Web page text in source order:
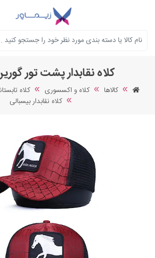
جستجو
کلاه نقابدار پشت تور
کالاها کلاه و اکسسوری کلاه
کلاه نقابدار بیسبالی